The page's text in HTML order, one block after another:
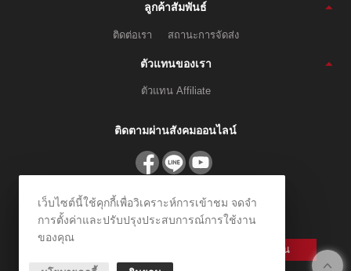
ลูกค้าสัมพันธ์
ติดต่อเรา สถานะการจัดส่ง
ตัวแทนของเรา
ตัวแทน Affiliate
ติดตามผ่านสังคมออนไลน์
สมัครรับข่าวสาร
ลงทะเบียนเพื่อรับข้อเสนอและส่วนลดพิเศษ
ลงทะเบียน
เว็บไซต์นี้ใช้คุกกี้เพื่อวิเคราะห์การเข้าชม จดจำ
การตั้งค่าและปรับปรุงประสบการณ์การใช้งาน
ของคุณ